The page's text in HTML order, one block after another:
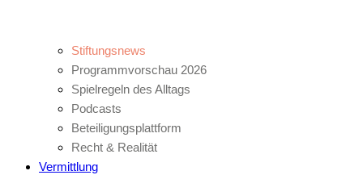
Stiftungsnews
Programmvorschau 2026
Spielregeln des Alltags
Podcasts
Beteiligungsplattform
Recht & Realität
Vermittlung